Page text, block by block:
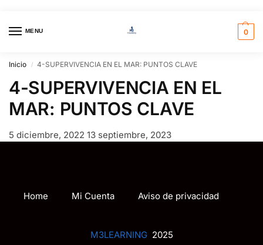
MENU 0
Inicio / 4-SUPERVIVENCIA EN EL MAR: PUNTOS CLAVE
4-SUPERVIVENCIA EN EL
MAR: PUNTOS CLAVE
5 diciembre, 2022 13 septiembre, 2023
Home Mi Cuenta Aviso de privacidad
M3LEARNING2025